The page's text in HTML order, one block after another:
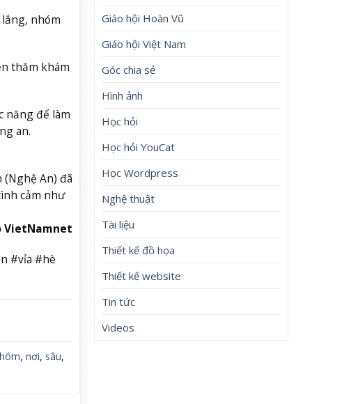
lắng, nhóm
thăm khám
năng để làm
an.
An) đã
cảm như
VietNamnet
#vỉa #hè
, nơi, sâu,
Giáo hội Hoàn Vũ
Giáo hội Việt Nam
Góc chia sẻ
Hình ảnh
Học hỏi
Học hỏi YouCat
Học Wordpress
Nghệ thuật
Tài liệu
Thiết kế đồ họa
Thiết kế website
Tin tức
Videos